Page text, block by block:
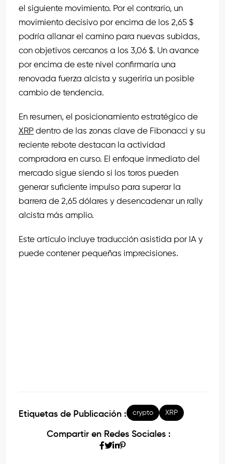
el siguiente movimiento. Por el contrario, un
movimiento decisivo por encima de los 2,65 $
podría allanar el camino para nuevas subidas,
con objetivos cercanos a los 3,06 $. Un avance
por encima de este nivel confirmaría una
renovada fuerza alcista y sugeriría un posible
cambio de tendencia.
En resumen, el posicionamiento estratégico de
XRP dentro de las zonas clave de Fibonacci y su
reciente rebote destacan la actividad
compradora en curso. El enfoque inmediato del
mercado sigue siendo si los toros pueden
generar suficiente impulso para superar la
barrera de 2,65 dólares y desencadenar un rally
alcista más amplio.
Este artículo incluye traducción asistida por IA y
puede contener pequeñas imprecisiones.
Etiquetas de Publicación : crypto XRP
Compartir en Redes Sociales :